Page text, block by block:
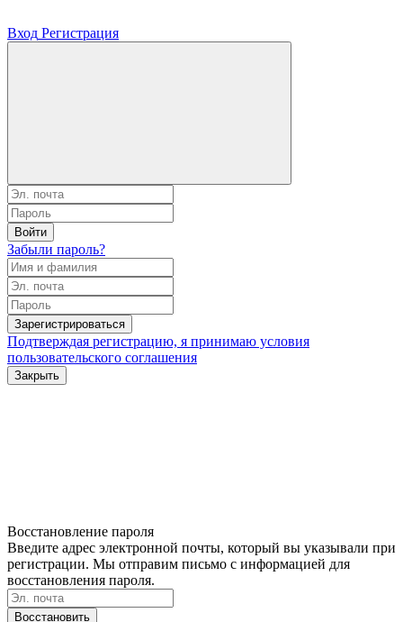
Вход Регистрация
Войти
Забыли пароль?
Зарегистрироваться
Подтверждая регистрацию, я принимаю условия
пользовательского соглашения
Закрыть
Восстановление пароля
Введите адрес электронной почты, который вы указывали при
регистрации. Мы отправим письмо с информацией для
восстановления пароля.
Восстановить